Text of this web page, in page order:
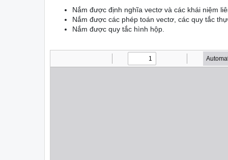
Nắm được định nghĩa vectơ và các khái niệm
Nắm được các phép toán vectơ, các quy tắc
Nắm được quy tắc hình hộp.